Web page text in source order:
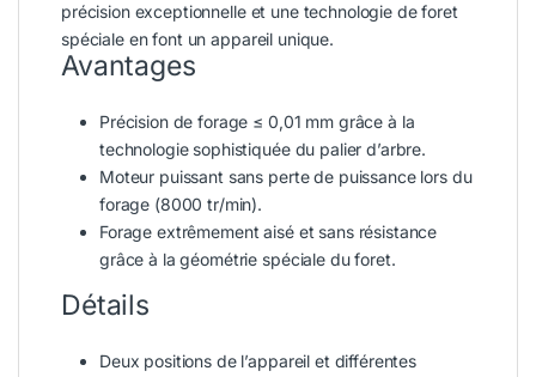
précision exceptionnelle et une technologie de foret
spéciale en font un appareil unique.
Avantages
Précision de forage ≤ 0,01 mm grâce à la
technologie sophistiquée du palier d’arbre.
Moteur puissant sans perte de puissance lors du
forage (8000 tr/min).
Forage extrêmement aisé et sans résistance
grâce à la géométrie spéciale du foret.
Détails
Deux positions de l’appareil et différentes